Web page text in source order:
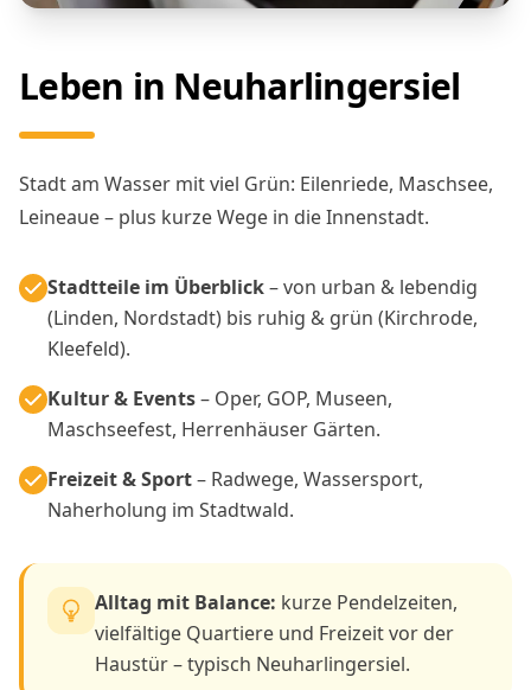
Leben in Neuharlingersiel
Stadt am Wasser mit viel Grün: Eilenriede, Maschsee,
Leineaue – plus kurze Wege in die Innenstadt.
Stadtteile im Überblick– von urban & lebendig
(Linden, Nordstadt) bis ruhig & grün (Kirchrode,
Kleefeld).
Kultur & Events– Oper, GOP, Museen,
Maschseefest, Herrenhäuser Gärten.
Freizeit & Sport– Radwege, Wassersport,
Naherholung im Stadtwald.
Alltag mit Balance: kurze Pendelzeiten,
vielfältige Quartiere und Freizeit vor der
Haustür – typisch Neuharlingersiel.